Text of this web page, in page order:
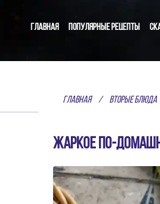
Главная Популярные рецепты
Домашние рецепты от
Главная / Вторые блюда
Жаркое по-